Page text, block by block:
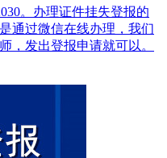
。办理证件挂失登报的
通过微信在线办理，我们
，发出登报申请就可以。